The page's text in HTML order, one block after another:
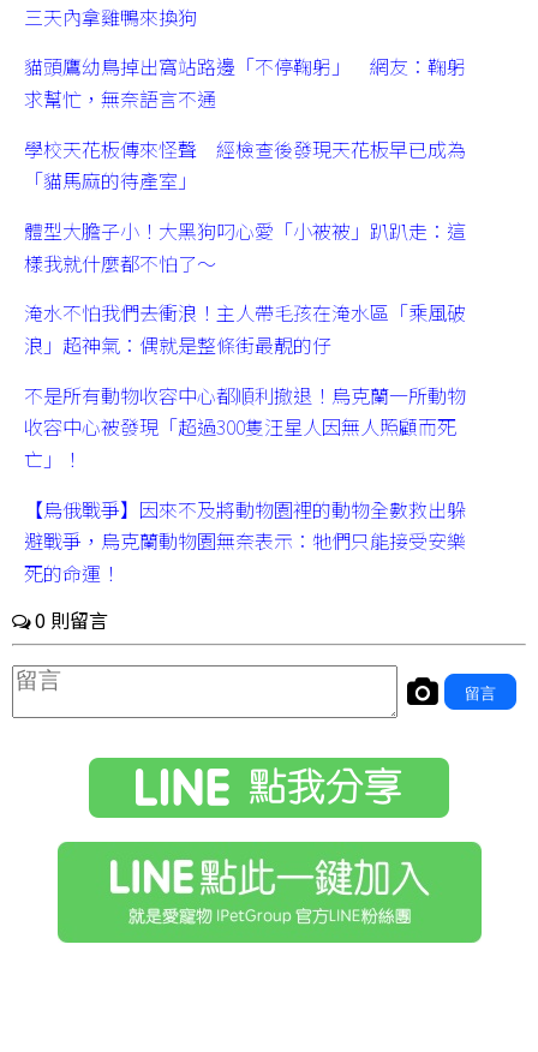
三天內拿雞鴨來換狗
貓頭鷹幼鳥掉出窩站路邊「不停鞠躬」 網友：鞠躬
求幫忙，無奈語言不通
學校天花板傳來怪聲 經檢查後發現天花板早已成為
「貓馬麻的待產室」
體型大膽子小！大黑狗叼心愛「小被被」趴趴走：這
樣我就什麼都不怕了～
淹水不怕我們去衝浪！主人帶毛孩在淹水區「乘風破
浪」超神氣：偶就是整條街最靚的仔
不是所有動物收容中心都順利撤退！烏克蘭一所動物
收容中心被發現「超過300隻汪星人因無人照顧而死
亡」！
【烏俄戰爭】因來不及將動物園裡的動物全數救出躲
避戰爭，烏克蘭動物園無奈表示：牠們只能接受安樂
死的命運！